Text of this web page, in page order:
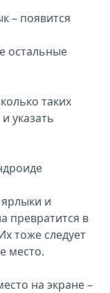
– появится
остальные
таких
указать
и
превратится в
тоже следует
место.
на экране –